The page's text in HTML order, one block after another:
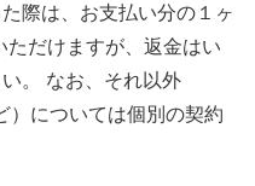
際は、お支払い分の１ヶ
ただけますが、返金はい
。 なお、それ以外
）については個別の契約